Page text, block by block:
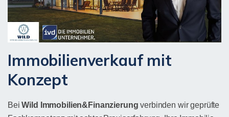
Immobilienverkauf mit
Konzept
BeiWild Immobilien&Finanzierung verbinden wir geprüfte